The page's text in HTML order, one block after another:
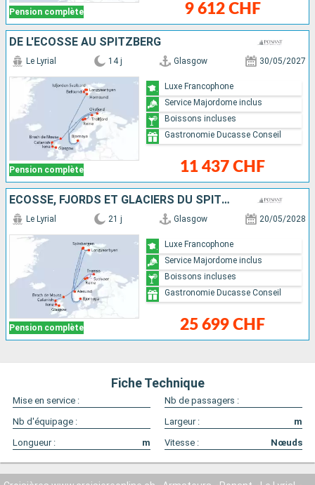
Pension complète 9 612 CHF
DE L'ÉCOSSE AU SPITZBERG
Pension complète
Le Lyrial 14 j Glasgow 30/05/2027
11 437 CHF
Luxe Francophone
Service Majordome inclus
Boissons incluses
Gastronomie Ducasse Conseil
ÉCOSSE, FJORDS ET GLACIERS DU SPITZBERG
Pension complète
Le Lyrial 21 j Glasgow 20/05/2028
25 699 CHF
Luxe Francophone
Service Majordome inclus
Boissons incluses
Gastronomie Ducasse Conseil
Fiche Technique
Mise en service :
Nb de passagers :
Nb d'équipage :
Largeur :
m
Longueur :
m Vitesse : Nœuds